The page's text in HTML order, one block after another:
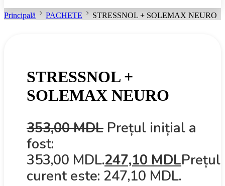
Principală PACHETE STRESSNOL + SOLEMAX NEURO
STRESSNOL +
SOLEMAX NEURO
353,00MDL Prețul inițial a
fost:
353,00 MDL.247,10 MDLPrețul
curent este: 247,10 MDL.